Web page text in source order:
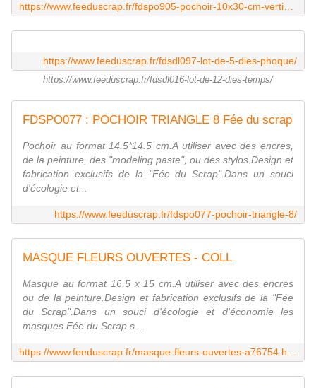
https://www.feeduscrap.fr/fdsdl097-lot-de-5-dies-phoque/
https://www.feeduscrap.fr/fdsdl016-lot-de-12-dies-temps/
FDSPO077 : POCHOIR TRIANGLE 8 Fée du scrap
Pochoir au format 14.5*14.5 cm.A utiliser avec des encres,
de la peinture, des "modeling paste", ou des stylos.Design et
fabrication exclusifs de la "Fée du Scrap".Dans un souci
d'écologie et...
https://www.feeduscrap.fr/fdspo077-pochoir-triangle-8/
MASQUE FLEURS OUVERTES - COLL
Masque au format 16,5 x 15 cm.A utiliser avec des encres
ou de la peinture.Design et fabrication exclusifs de la "Fée
du Scrap".Dans un souci d'écologie et d'économie les
masques Fée du Scrap s...